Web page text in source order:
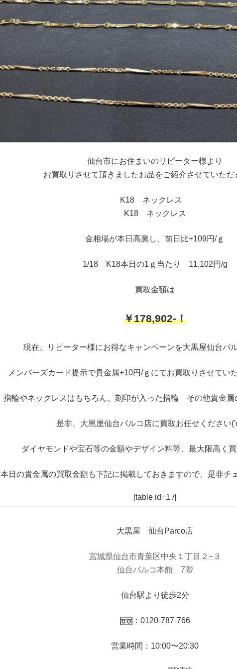
仙台市にお住まいのリピーター様より
お買取りさせて頂きましたお品をご紹介させていただ
K18 ネックレス
K18 ネックレス
金相場が本日高騰し、前日比+109円/ｇ
1/18 K18本日の1ｇ当たり 11,102円/g
買取金額は
￥178,902-！
現在、リピーター様にお得なキャンペーンを大黒屋仙台パ
メンバーズカード提示で貴金属+10円/ｇにてお買取りさせてい
指輪やネックレスはもちろん、刻印が入った指輪 その他貴金属
是非、大黒屋仙台パルコ店に買取お任せください
ダイヤモンドや宝石等の金額やデザイン料等、最大限高く
本日の貴金属の買取金額も下記に掲載しておきますので、是非チ
[table id=1 /]
大黒屋 仙台Parco店
宮城県仙台市青葉区中央１丁目２−３
仙台パルコ本館 7階
仙台駅より徒歩2分
：0120-787-766
営業時間：10:00〜20:30